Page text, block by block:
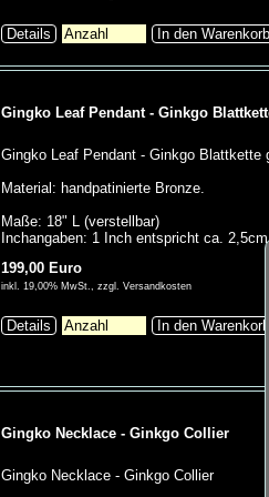
Details In den
Gingko Leaf Pendant - Ginkgo
Gingko Leaf Pendant - Ginkgo Blattkette
Material: handpatinierte Bronze.
Maße: 18" L (verstellbar)
Inchangaben: 1 Inch entspricht ca. 2,5cm
199,00 Euro
inkl. 19,00% MwSt., zzgl. Versandkosten
Details In den
Gingko Necklace - Ginkgo Collier
Gingko Necklace - Ginkgo Collier